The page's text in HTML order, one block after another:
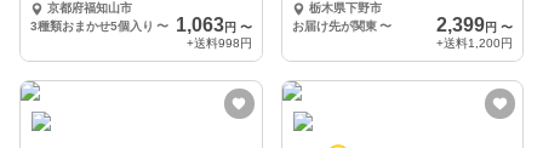
京都府福知山市
3種類おまかせ5個入り 〜 1,063円 〜
+送料998円
栃木県下野市
お届け先が関東 〜 2,399円 〜
+送料1,200円